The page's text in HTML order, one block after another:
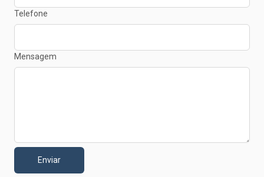
Telefone
Mensagem
Enviar